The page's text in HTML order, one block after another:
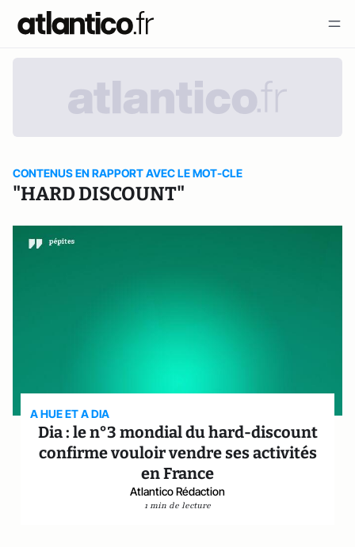
CONTENUS EN RAPPORT AVEC LE MOT-CLE
"HARD DISCOUNT"
A HUE ET A DIA
Dia : le n°3 mondial du hard-discount
confirme vouloir vendre ses activités
en France
Atlantico Rédaction
1 min de lecture